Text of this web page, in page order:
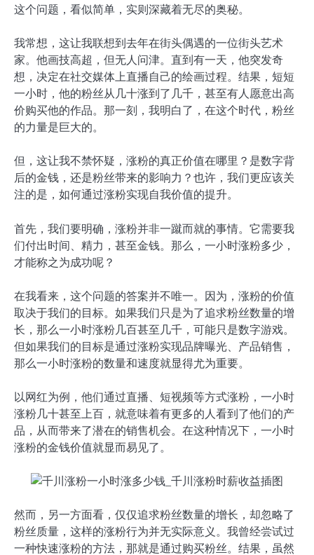
这个问题，看似简单，实则深藏着无尽的奥秘。
我常想，这让我联想到去年在街头偶遇的一位街头艺术
家。他画技高超，但无人问津。直到有一天，他突发奇
想，决定在社交媒体上直播自己的绘画过程。结果，短短
一小时，他的粉丝从几十涨到了几千，甚至有人愿意出高
价购买他的作品。那一刻，我明白了，在这个时代，粉丝
的力量是巨大的。
但，这让我不禁怀疑，涨粉的真正价值在哪里？是数字背
后的金钱，还是粉丝带来的影响力？也许，我们更应该关
注的是，如何通过涨粉实现自我价值的提升。
首先，我们要明确，涨粉并非一蹴而就的事情。它需要我
们付出时间、精力，甚至金钱。那么，一小时涨粉多少，
才能称之为成功呢？
在我看来，这个问题的答案并不唯一。因为，涨粉的价值
取决于我们的目标。如果我们只是为了追求粉丝数量的增
长，那么一小时涨粉几百甚至几千，可能只是数字游戏。
但如果我们的目标是通过涨粉实现品牌曝光、产品销售，
那么一小时涨粉的数量和速度就显得尤为重要。
以网红为例，他们通过直播、短视频等方式涨粉，一小时
涨粉几十甚至上百，就意味着有更多的人看到了他们的产
品，从而带来了潜在的销售机会。在这种情况下，一小时
涨粉的金钱价值就显而易见了。
然而，另一方面看，仅仅追求粉丝数量的增长，却忽略了
粉丝质量，这样的涨粉行为并无实际意义。我曾经尝试过
一种快速涨粉的方法，那就是通过购买粉丝。结果，虽然